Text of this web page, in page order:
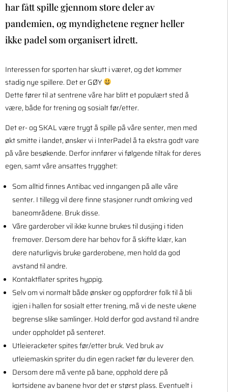
har fått spille gjennom store deler av
pandemien, og myndighetene regner heller
ikke padel som organisert idrett.
Interessen for sporten har skutt i været, og det kommer
stadig nye spillere. Det er GØY
Dette fører til at sentrene våre har blitt et populært sted å
være, både for trening og sosialt før/etter.
Det er- og SKAL være trygt å spille på våre senter, men med
økt smitte i landet, ønsker vi i InterPadel å ta ekstra godt vare
på våre besøkende. Derfor innfører vi følgende tiltak for deres
egen, samt våre ansattes trygghet:
Som alltid finnes Antibac ved inngangen på alle våre
senter. I tillegg vil dere finne stasjoner rundt omkring ved
baneområdene. Bruk disse.
Våre garderober vil ikke kunne brukes til dusjing i tiden
fremover. Dersom dere har behov for å skifte klær, kan
dere naturligvis bruke garderobene, men hold da god
avstand til andre.
Kontaktflater sprites hyppig.
Selv om vi normalt både ønsker og oppfordrer folk til å bli
igjen i hallen for sosialt etter trening, må vi de neste ukene
begrense slike samlinger. Hold derfor god avstand til andre
under oppholdet på senteret.
Utleieracketer spites før/etter bruk. Ved bruk av
utleiemaskin spriter du din egen racket før du leverer den.
Dersom dere må vente på bane, opphold dere på
kortsidene av banene hvor det er størst plass. Eventuelt i